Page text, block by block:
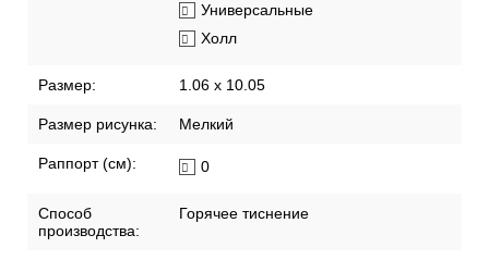
Универсальные
Холл
Размер: 1.06 x 10.05
Размер рисунка: Мелкий
Раппорт (см): 0
Способ
производства:
Горячее тиснение